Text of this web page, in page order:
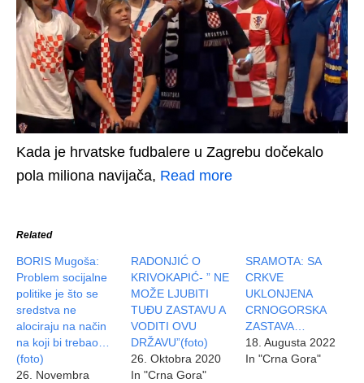
Kada je hrvatske fudbalere u Zagrebu dočekalo
pola miliona navijača, Read more
Related
BORIS Mugoša:
Problem socijalne
politike je što se
sredstva ne
alociraju na način
na koji bi trebao…
(foto)
26. Novembra
RADONJIĆ O
KRIVOKAPIĆ- ” NE
MOŽE LJUBITI
TUĐU ZASTAVU A
VODITI OVU
DRŽAVU”(foto)
26. Oktobra 2020
In "Crna Gora"
SRAMOTA: SA
CRKVE
UKLONJENA
CRNOGORSKA
ZASTAVA…
18. Augusta 2022
In "Crna Gora"